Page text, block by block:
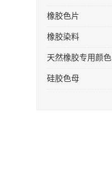
橡胶色片
橡胶染料
天然橡胶专用颜色
硅胶色母